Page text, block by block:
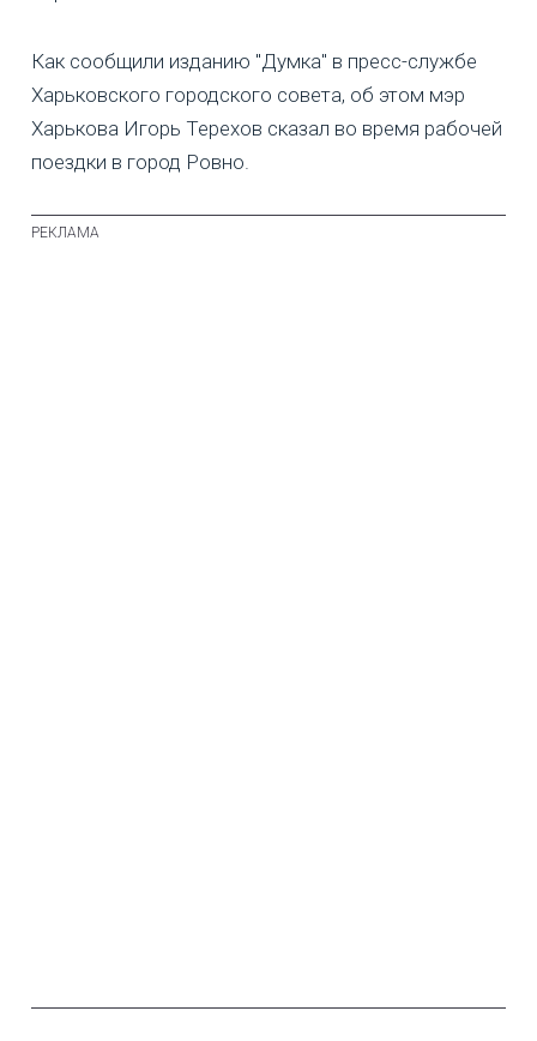
Как сообщили изданию "Думка" в пресс-службе
Харьковского городского совета, об этом мэр
Харькова Игорь Терехов сказал во время рабочей
поездки в город Ровно.